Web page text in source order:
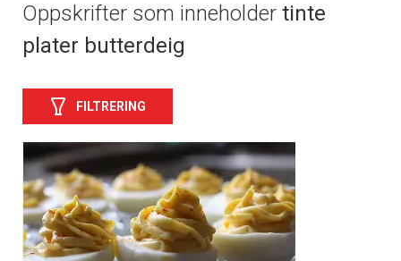
Oppskrifter som inneholder tinte
plater butterdeig
FILTRERING